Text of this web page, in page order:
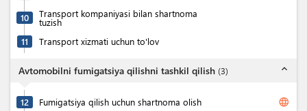
10 Transport kompaniyasi bilan shartnoma
tuzish
11
Transport xizmati uchun to'lov
Avtomobilni fumigatsiya qilishni tashkil qilish (3) expand_less
12 Fumigatsiya qilish uchun shartnoma olish language